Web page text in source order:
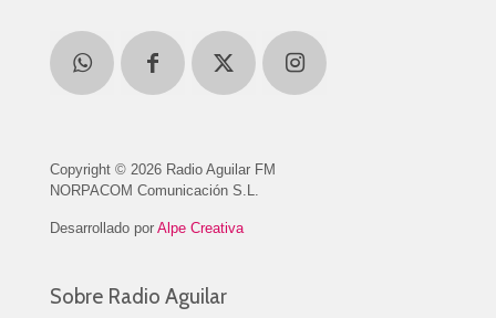
Copyright © 2026 Radio Aguilar FM
NORPACOM Comunicación S.L.
Desarrollado por Alpe Creativa
Sobre Radio Aguilar